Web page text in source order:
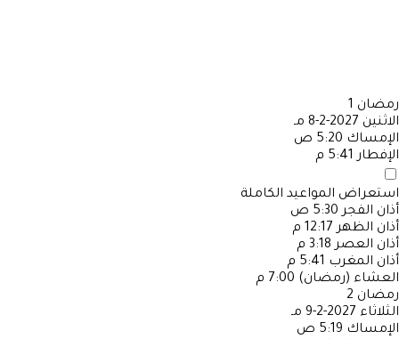
رمضان 1
الاثنين 2027-2-8 مـ
الإمساك 5:20 ص
الإفطار 5:41 م
استعراض المواعيد الكاملة
أذان الفجر 5:30 ص
أذان الظهر 12:17 م
أذان العصر 3:18 م
أذان المغرب 5:41 م
العشاء (رمضان) 7:00 م
رمضان 2
الثلاثاء 2027-2-9 مـ
الإمساك 5:19 ص